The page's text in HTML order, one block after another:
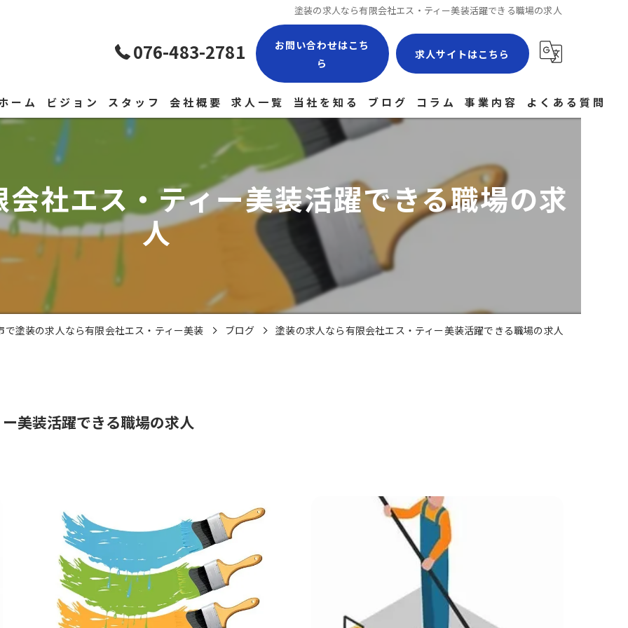
塗装の求人なら有限会社エス・ティー美装活躍できる職場の求人
076-483-2781
お問い合わせはこち
ら
求人サイトはこちら
ーム ビジョン スタッフ 会社概要 求人一覧 当社を知る
現場作業員
正社員
未経験
ブログ コラム 事業内容 よくある質問
社エス・ティー美装活躍できる職場の求
人
で塗装の求人なら有限会社エス・ティー美装 ブログ 塗装の求人なら有限会社エス・ティー美装活躍できる職場の求人
美装活躍できる職場の求人